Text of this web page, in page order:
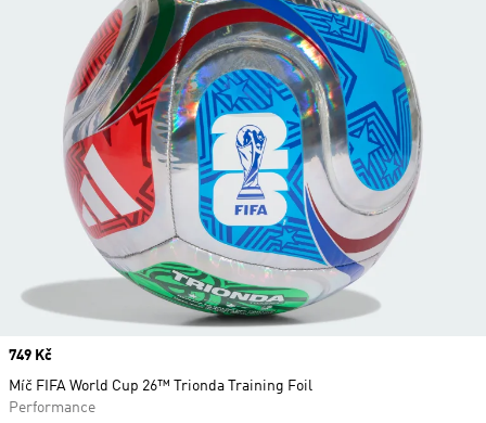
Price
749 Kč
Míč FIFA World Cup 26™ Trionda Training Foil
Performance